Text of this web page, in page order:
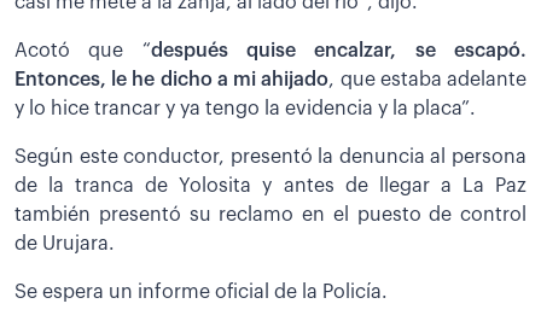
Acotó que “después quise encalzar, se escapó.
Entonces, le he dicho a mi ahijado, que estaba adelante
y lo hice trancar y ya tengo la evidencia y la placa”.
Según este conductor, presentó la denuncia al persona
de la tranca de Yolosita y antes de llegar a La Paz
también presentó su reclamo en el puesto de control
de Urujara.
Se espera un informe oficial de la Policía.